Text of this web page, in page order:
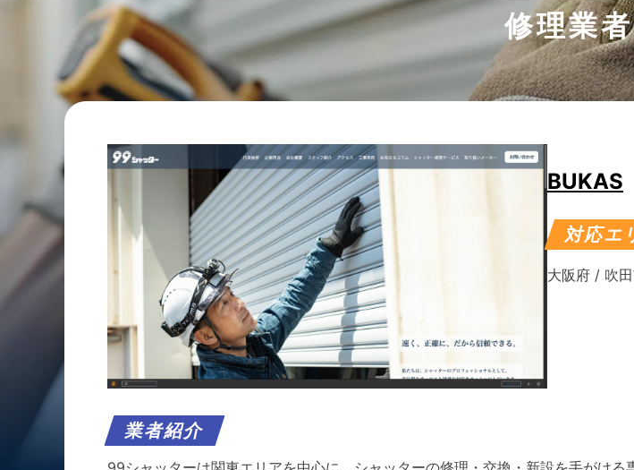
修理業
BUKAS
対応エ
大阪府 / 吹
業者紹介